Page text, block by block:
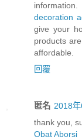
decoration
give your
products
affordable.
回覆
匿名 2018
thank you,
Obat Aborsi